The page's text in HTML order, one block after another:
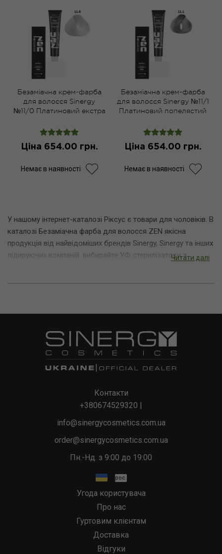
Безаміачна крем-фарба
для волосся Sinergy
№11/0 Платиновий екстра
Ціна 654.00 грн.
Немає в наявності
Безаміачна крем-фарба
для волосся Sinergy №11/1
Платиновий попелястий
мл
Ціна 654.00 грн.
Немає в наявності
У нашому інтернет-каталозі Ріксус є товари для чоловіків. В
каталозі Безаміачна фарба для волосся ZEN якісна
продукція від найвідоміших брендів Sinergy, Sinergy та інших
лідируючих компаній. вибирайте УФ стерилізатори з
русий 100 мл, Безаміачна крем-фарба для волосся Sinergy
Безаміачна фарба для волосся ZEN відповідає якості. В
Безаміачні, Від 35 хв
можете легко оформити покупку Y5.
Антижовта серія. У нас для професіоналів є Інше.
Читати далі
Контакти
+380674529320 |
info@sinergycosmetics.com.ua
order@sinergycosmetics.com.ua
Пн.-Нд. з 9:00 до 19:00
рос.
Угода користувача
Про нас
Гуртовим клієнтам
Доставка
Відгуки